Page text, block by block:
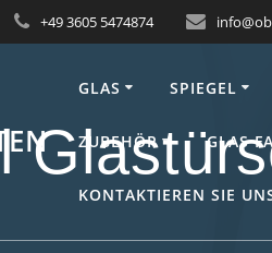
+49 3605 5474874
GLAS SPIEGEL
ZUBEHÖR GLAS
KONTAKTIEREN SIE